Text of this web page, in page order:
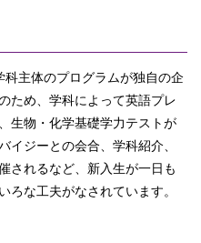
主体のプログラムが独自の企
ため、学科によって英語プレ
生物・化学基礎学力テストが
イジーとの会合、学科紹介、
されるなど、新入生が一日も
ろな工夫がなされています。